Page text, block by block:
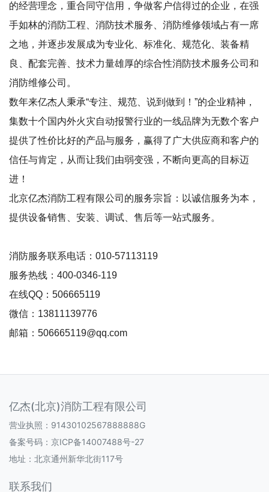
的经营理念，重合同守信用，争做客户信得过的企业，在强
手如林的消防工程、消防技术服务、消防维修领域占有一席
之地，并逐步发展成为专业化、标准化、规范化、装备精
良、配套完善、技术力量雄厚的综合性消防技术服务公司和
消防维修公司。
数年来亿杰人秉承“专注、规范、说到做到！”的企业精神，
集数十个国内外火灾自动报警行业的一线品牌为无数个客户
提供了性价比好的产品与服务，赢得了广大供应商和客户的
信任与肯定，从而让我们由弱变强，不断向更高的目标迈
进！
北京亿杰消防工程有限公司的服务宗旨：以诚信服务为本，
提供设备销售、安装、调试、售后等一站式服务。
消防服务联系电话：010-57113119
服务热线：400-0346-119
在线QQ：506665119
微信：13811139776
邮箱：506665119@qq.com
亿杰(北京)消防工程有限公司
营业执照：91430102567888888G
备案号码： 京ICP备14007488号-27
地址：北京通州新华北街117号
联系我们